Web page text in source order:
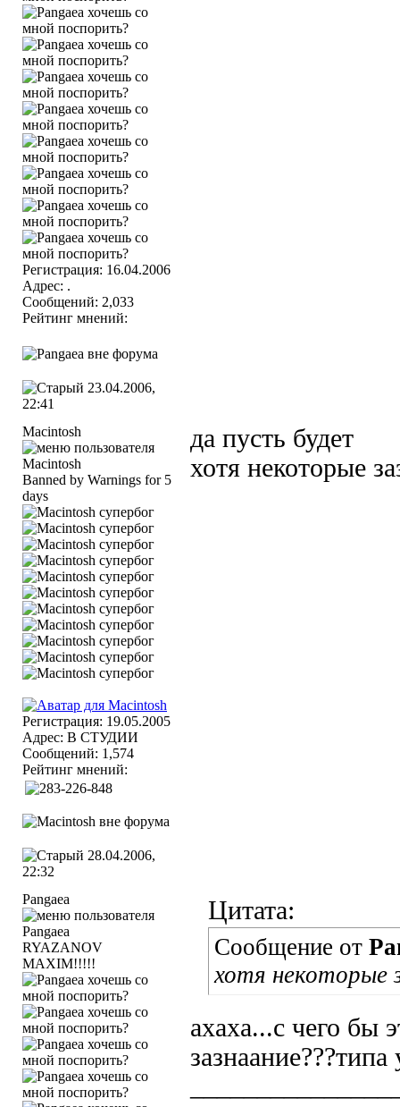
Регистрация: 16.04.2006
Адрес: .
Сообщений: 2,033
Рейтинг мнений:
23.04.2006,
22:41
Macintosh
Banned by Warnings for 5
days
Регистрация: 19.05.2005
Адрес: В СТУДИИ
Сообщений: 1,574
Рейтинг мнений:
да пусть будет
хотя некоторые
28.04.2006,
22:32
Pangaea
RYAZANOV
MAXIM!!!!!
Цитата:
Сообщение от
хотя некоторые
ахаха...с чего бы